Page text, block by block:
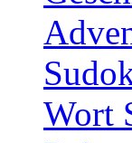
Wort